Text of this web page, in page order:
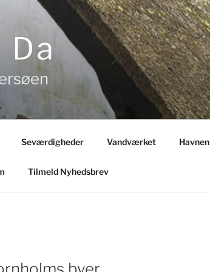
Da
Seværdigheder Vandværket Havnen
Tilmeld Nyhedsbrev